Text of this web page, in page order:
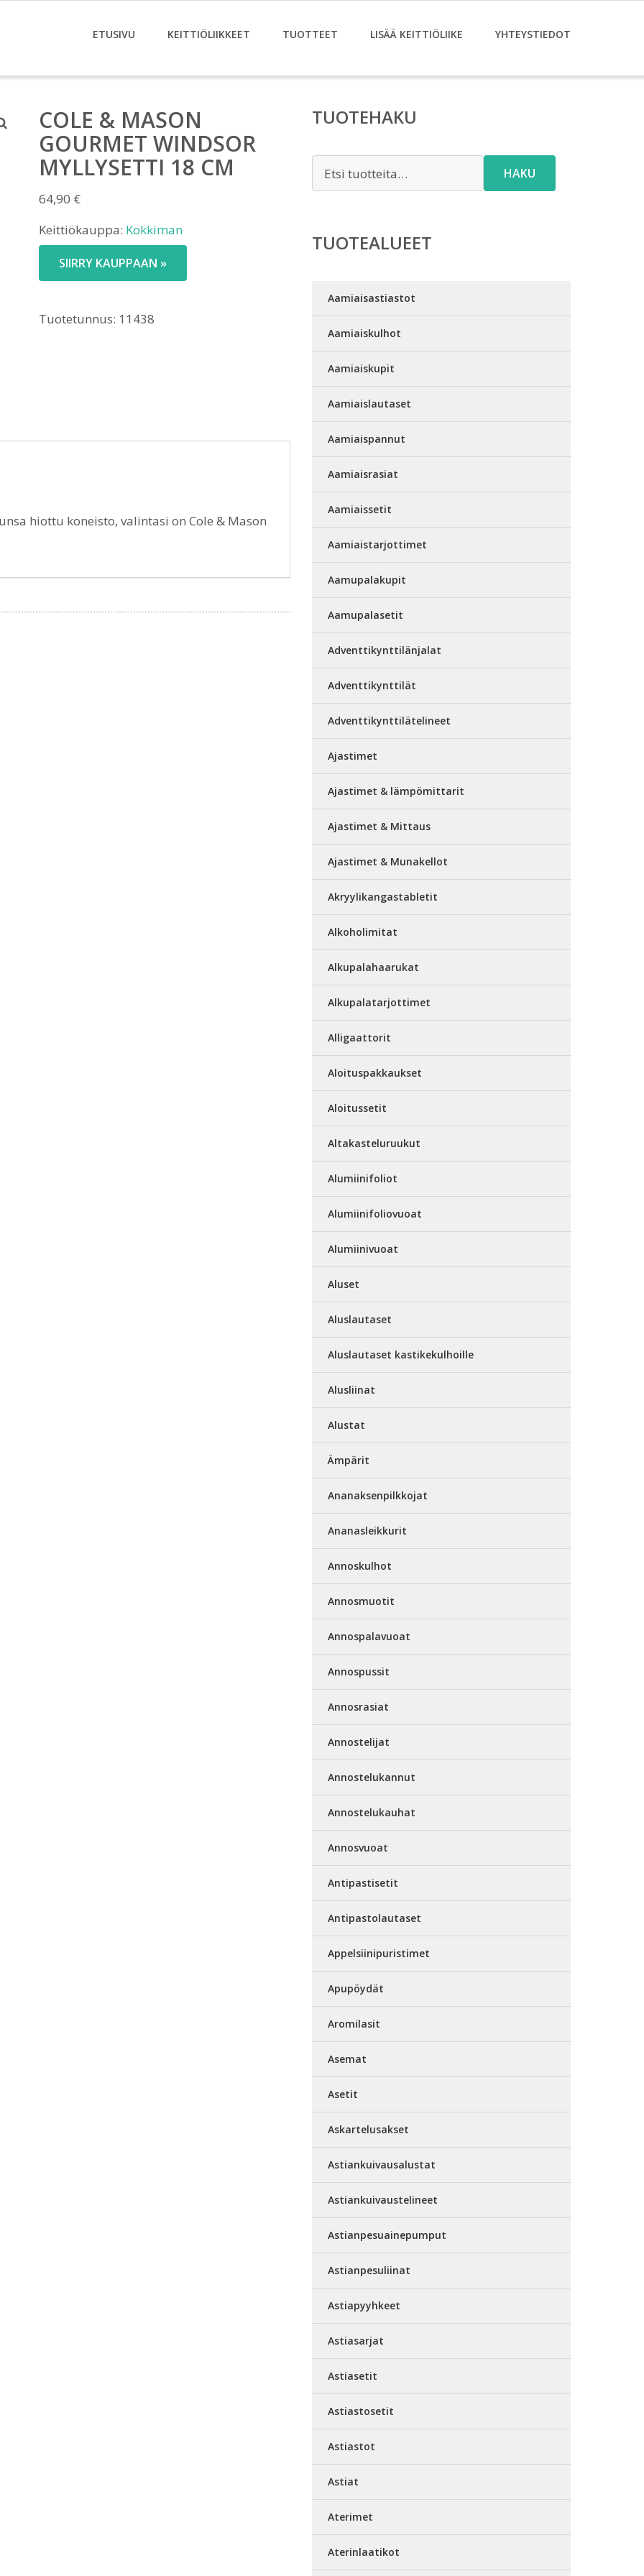
ETUSIVU KEITTIÖLIIKKEET TUOTTEET LISÄÄ KEITTIÖLIIKE YHTEYSTIEDOT
COLE & MASON
GOURMET WINDSOR
MYLLYSETTI 18 CM
64,90 €
Keittiökauppa: Kokkiman
SIIRRY KAUPPAAN »
Tuotetunnus: 11438
hiottu koneisto, valintasi on Cole & Mason
TUOTEHAKU
HAKU
TUOTEALUEET
Aamiaisastiastot
Aamiaiskulhot
Aamiaiskupit
Aamiaislautaset
Aamiaispannut
Aamiaisrasiat
Aamiaissetit
Aamiaistarjottimet
Aamupalakupit
Aamupalasetit
Adventtikynttilänjalat
Adventtikynttilät
Adventtikynttilätelineet
Ajastimet
Ajastimet & lämpömittarit
Ajastimet & Mittaus
Ajastimet & Munakellot
Akryylikangastabletit
Alkoholimitat
Alkupalahaarukat
Alkupalatarjottimet
Alligaattorit
Aloituspakkaukset
Aloitussetit
Altakasteluruukut
Alumiinifoliot
Alumiinifoliovuoat
Alumiinivuoat
Aluset
Aluslautaset
Aluslautaset kastikekulhoille
Alusliinat
Alustat
Ämpärit
Ananaksenpilkkojat
Ananasleikkurit
Annoskulhot
Annosmuotit
Annospalavuoat
Annospussit
Annosrasiat
Annostelijat
Annostelukannut
Annostelukauhat
Annosvuoat
Antipastisetit
Antipastolautaset
Appelsiinipuristimet
Apupöydät
Aromilasit
Asemat
Asetit
Askartelusakset
Astiankuivausalustat
Astiankuivaustelineet
Astianpesuainepumput
Astianpesuliinat
Astiapyyhkeet
Astiasarjat
Astiasetit
Astiastosetit
Astiastot
Astiat
Aterimet
Aterinlaatikot